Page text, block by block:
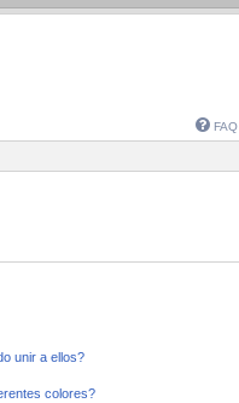
FAQ
unir a ellos?
colores?